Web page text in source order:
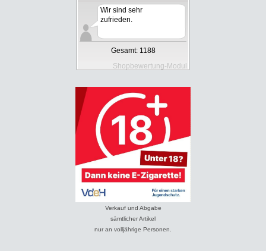
Wir sind sehr
zufrieden.
Gesamt: 1188
Shopbewertung-Modul
Verkauf und Abgabe
sämtlicher Artikel
nur an volljährige Personen.